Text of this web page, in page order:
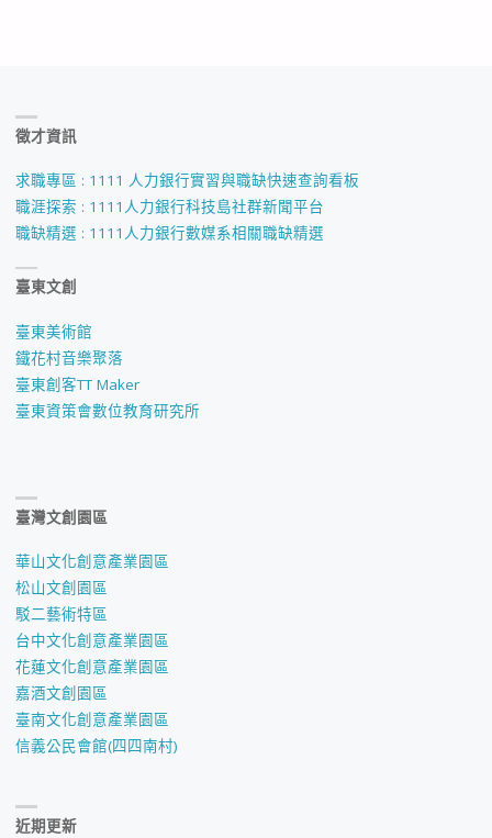
徵才資訊
求職專區 : 1111 人力銀行實習與職缺快速查詢看板
職涯探索 : 1111人力銀行科技島社群新聞平台
職缺精選 : 1111人力銀行數媒系相關職缺精選
臺東文創
臺東美術館
鐵花村音樂聚落
臺東創客TT Maker
臺東資策會數位教育研究所
臺灣文創園區
華山文化創意產業園區
松山文創園區
駁二藝術特區
台中文化創意產業園區
花蓮文化創意產業園區
嘉酒文創園區
臺南文化創意產業園區
信義公民會館(四四南村)
近期更新